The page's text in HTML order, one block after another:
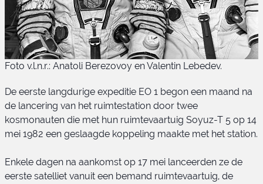
Soyuz-T 5 bemanning
Foto v.l.n.r.: Anatoli Berezovoy en Valentin Lebedev.
De eerste langdurige expeditie EO 1 begon een maand na
de lancering van het ruimtestation door twee
kosmonauten die met hun ruimtevaartuig Soyuz-T 5 op 14
mei 1982 een geslaagde koppeling maakte met het station.
Enkele dagen na aankomst op 17 mei lanceerden ze de
eerste satelliet vanuit een bemand ruimtevaartuig, de